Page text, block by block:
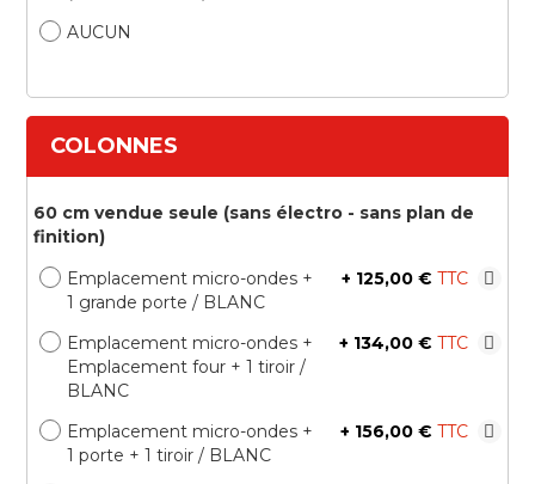
AUCUN
COLONNES
60 cm vendue seule (sans électro - sans plan de
finition)
Emplacement micro-ondes +
1 grande porte / BLANC
+ 125,00 €
Emplacement micro-ondes +
Emplacement four + 1 tiroir /
BLANC
+ 134,00 €
Emplacement micro-ondes +
1 porte + 1 tiroir / BLANC
+ 156,00 €